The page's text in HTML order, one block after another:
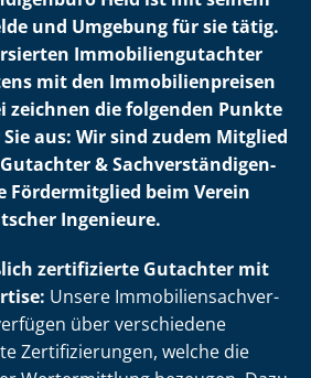
und Umgebung für sie tätig.
Im­mo­bi­li­en­gut­ach­ter
mit den Im­mo­bi­li­en­prei­sen
zeichnen die folgenden Punkte
aus: Wir sind zudem Mitglied
& Sach­ver­stän­di­gen­
Fördermitglied beim Verein
Ingenieure.
zertifizierte Gutachter mit
Unsere Im­mo­bi­li­en­sach­ver­
über verschiedene
Zer­ti­fi­zie­run­gen, welche die